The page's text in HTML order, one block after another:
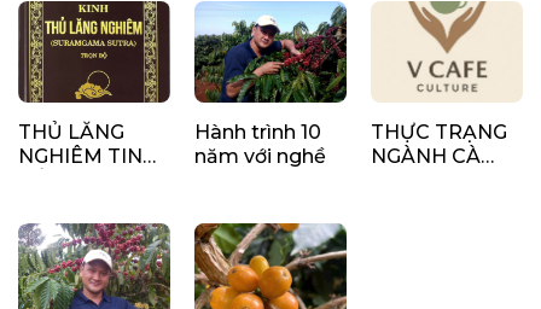
THỦ LĂNG
NGHIÊM TINH
Hành trình 10
năm với nghề
THỰC TRẠNG
NGÀNH CÀ